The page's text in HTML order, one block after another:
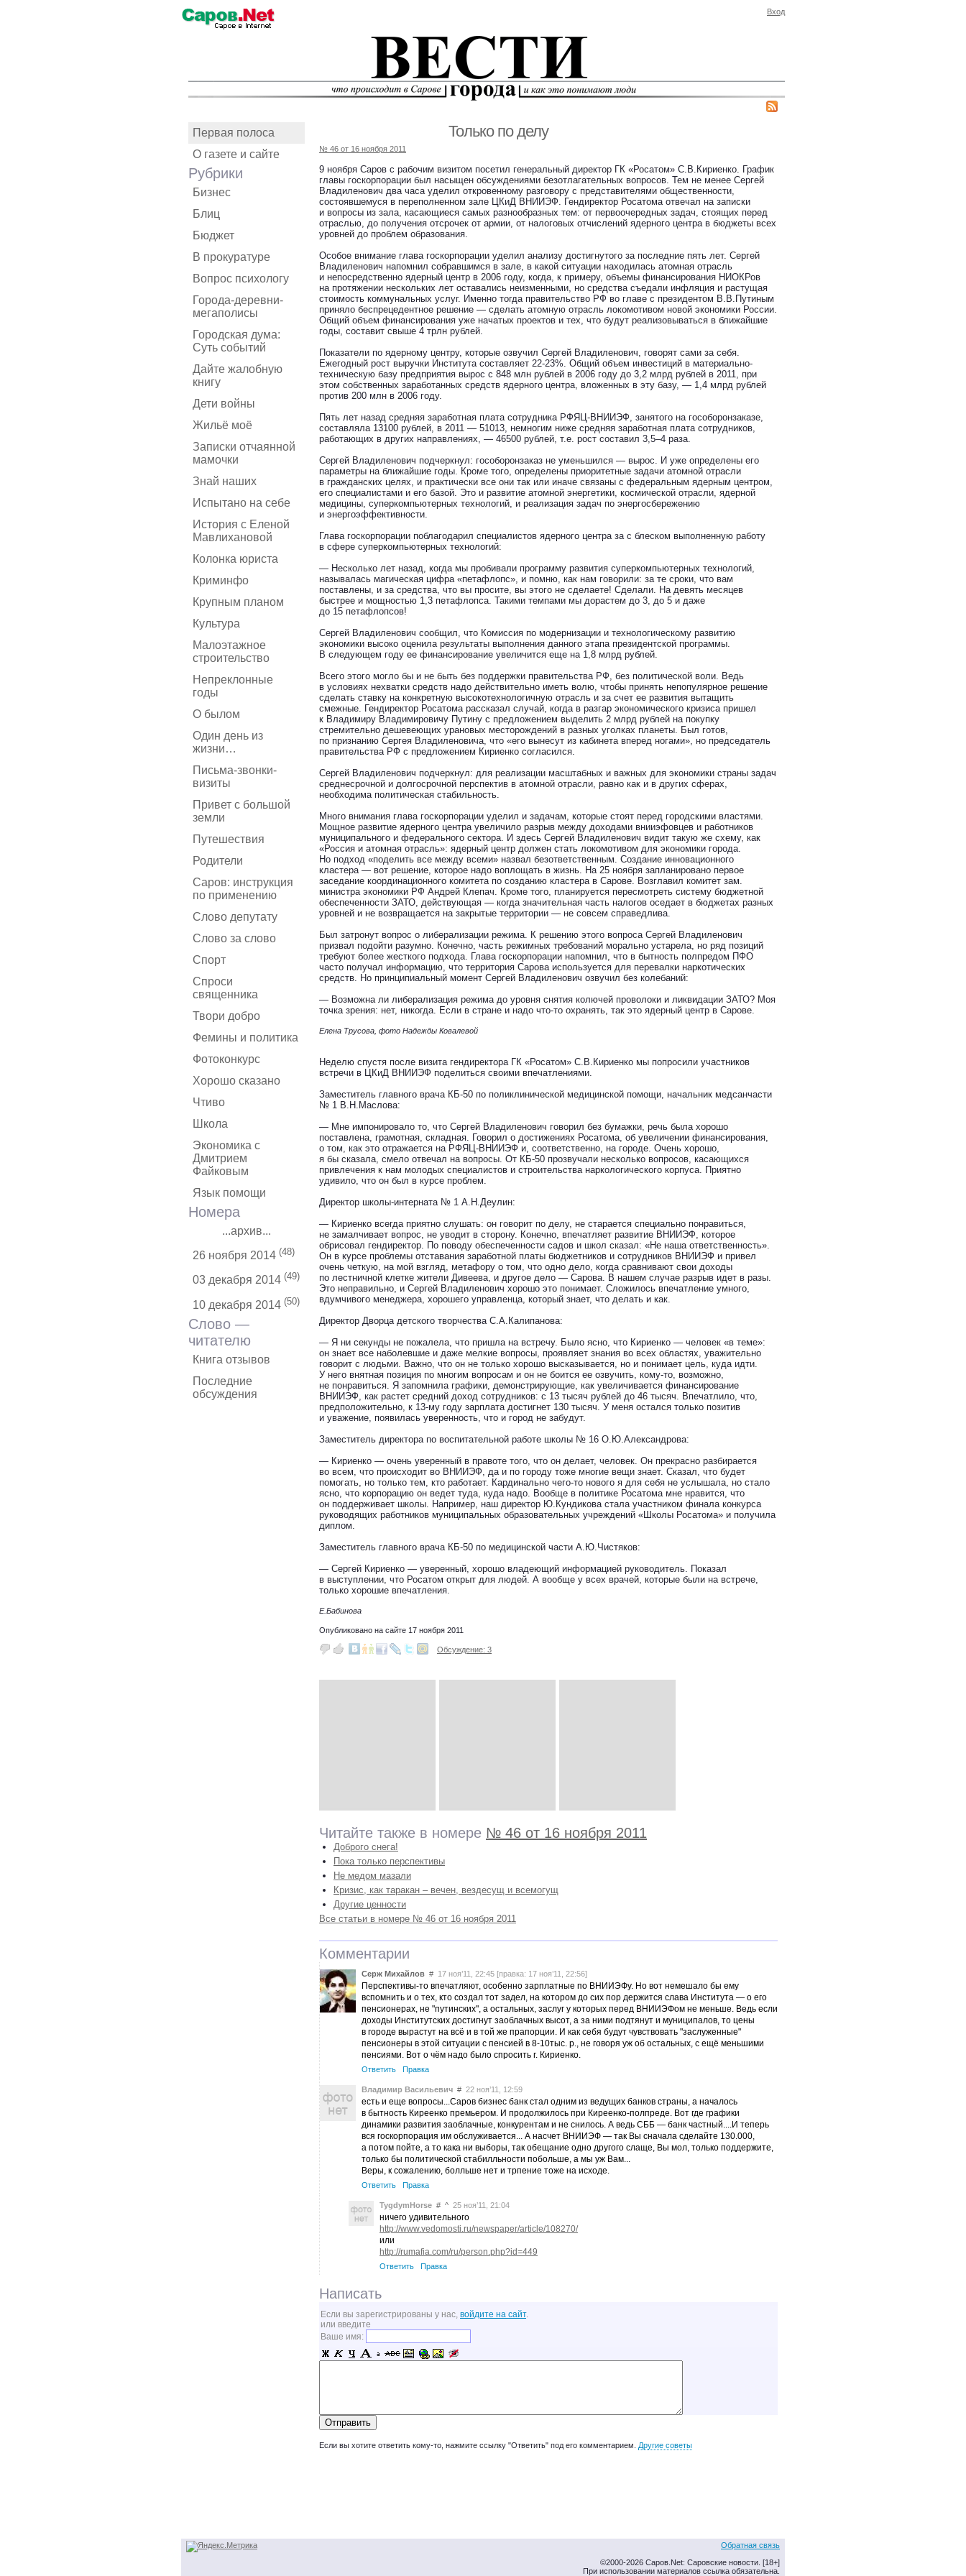
Вход
Первая полоса
О газете и сайте
Рубрики
Бизнес
Блиц
Бюджет
В прокуратуре
Вопрос психологу
Города-деревни-
мегаполисы
Городская дума:
Суть событий
Дайте жалобную
книгу
Дети войны
Жильё моё
Записки отчаянной
мамочки
Знай наших
Испытано на себе
История с Еленой
Мавлихановой
Колонка юриста
Криминфо
Крупным планом
Культура
Малоэтажное
строительство
Непреклонные
годы
О былом
Один день из
жизни…
Письма-звонки-
визиты
Привет с большой
земли
Путешествия
Родители
Саров: инструкция
по применению
Слово депутату
Слово за слово
Спорт
Спроси
священника
Твори добро
Фемины и политика
Фотоконкурс
Хорошо сказано
Чтиво
Школа
Экономика с
Дмитрием
Файковым
Язык помощи
Номера
...архив...
26 ноября 2014 (48)
03 декабря 2014 (49)
10 декабря 2014 (50)
Слово —
читателю
Книга отзывов
Последние
обсуждения
Только по делу
№ 46 от 16 ноября 2011
9 ноября Саров с рабочим визитом посетил генеральный директор ГК «Росатом» С.В.Кириенко. График
главы госкорпорации был насыщен обсуждениями безотлагательных вопросов. Тем не менее Сергей
Владиленович два часа уделил откровенному разговору с представителями общественности,
состоявшемуся в переполненном зале ЦКиД ВНИИЭФ. Гендиректор Росатома отвечал на записки
и вопросы из зала, касающиеся самых разнообразных тем: от первоочередных задач, стоящих перед
отраслью, до получения отсрочек от армии, от налоговых отчислений ядерного центра в бюджеты всех
уровней до проблем образования.
Особое внимание глава госкорпорации уделил анализу достигнутого за последние пять лет. Сергей
Владиленович напомнил собравшимся в зале, в какой ситуации находилась атомная отрасль
и непосредственно ядерный центр в 2006 году, когда, к примеру, объемы финансирования НИОКРов
на протяжении нескольких лет оставались неизменными, но средства съедали инфляция и растущая
стоимость коммунальных услуг. Именно тогда правительство РФ во главе с президентом В.В.Путиным
приняло беспрецедентное решение — сделать атомную отрасль локомотивом новой экономики России.
Общий объем финансирования уже начатых проектов и тех, что будут реализовываться в ближайшие
годы, составит свыше 4 трлн рублей.
Показатели по ядерному центру, которые озвучил Сергей Владиленович, говорят сами за себя.
Ежегодный рост выручки Института составляет 22-23%. Общий объем инвестиций в материально-
техническую базу предприятия вырос с 848 млн рублей в 2006 году до 3,2 млрд рублей в 2011, при
этом собственных заработанных средств ядерного центра, вложенных в эту базу, — 1,4 млрд рублей
против 200 млн в 2006 году.
Пять лет назад средняя заработная плата сотрудника РФЯЦ-ВНИИЭФ, занятого на гособоронзаказе,
составляла 13100 рублей, в 2011 — 51013, немногим ниже средняя заработная плата сотрудников,
работающих в других направлениях, — 46500 рублей, т.е. рост составил 3,5–4 раза.
Сергей Владиленович подчеркнул: гособоронзаказ не уменьшился — вырос. И уже определены его
параметры на ближайшие годы. Кроме того, определены приоритетные задачи атомной отрасли
в гражданских целях, и практически все они так или иначе связаны с федеральным ядерным центром,
его специалистами и его базой. Это и развитие атомной энергетики, космической отрасли, ядерной
медицины, суперкомпьютерных технологий, и реализация задач по энергосбережению
и энергоэффективности.
Глава госкорпорации поблагодарил специалистов ядерного центра за с блеском выполненную работу
в сфере суперкомпьютерных технологий:
— Несколько лет назад, когда мы пробивали программу развития суперкомпьютерных технологий,
называлась магическая цифра «петафлопс», и помню, как нам говорили: за те сроки, что вам
поставлены, и за средства, что вы просите, вы этого не сделаете! Сделали. На девять месяцев
быстрее и мощностью 1,3 петафлопса. Такими темпами мы дорастем до 3, до 5 и даже
до 15 петафлопсов!
Сергей Владиленович сообщил, что Комиссия по модернизации и технологическому развитию
экономики высоко оценила результаты выполнения данного этапа президентской программы.
В следующем году ее финансирование увеличится еще на 1,8 млрд рублей.
Всего этого могло бы и не быть без поддержки правительства РФ, без политической воли. Ведь
в условиях нехватки средств надо действительно иметь волю, чтобы принять непопулярное решение
сделать ставку на конкретную высокотехнологичную отрасль и за счет ее развития вытащить
смежные. Гендиректор Росатома рассказал случай, когда в разгар экономического кризиса пришел
к Владимиру Владимировичу Путину с предложением выделить 2 млрд рублей на покупку
стремительно дешевеющих урановых месторождений в разных уголках планеты. Был готов,
по признанию Сергея Владиленовича, что «его вынесут из кабинета вперед ногами», но председатель
правительства РФ с предложением Кириенко согласился.
Сергей Владиленович подчеркнул: для реализации масштабных и важных для экономики страны задач
среднесрочной и долгосрочной перспектив в атомной отрасли, равно как и в других сферах,
необходима политическая стабильность.
Много внимания глава госкорпорации уделил и задачам, которые стоят перед городскими властями.
Мощное развитие ядерного центра увеличило разрыв между доходами внииэфовцев и работников
муниципального и федерального сектора. И здесь Сергей Владиленович видит такую же схему, как
«Россия и атомная отрасль»: ядерный центр должен стать локомотивом для экономики города.
Но подход «поделить все между всеми» назвал безответственным. Создание инновационного
кластера — вот решение, которое надо воплощать в жизнь. На 25 ноября запланировано первое
заседание координационного комитета по созданию кластера в Сарове. Возглавил комитет зам.
министра экономики РФ Андрей Клепач. Кроме того, планируется пересмотреть систему бюджетной
обеспеченности ЗАТО, действующая — когда значительная часть налогов оседает в бюджетах разных
уровней и не возвращается на закрытые территории — не совсем справедлива.
Был затронут вопрос о либерализации режима. К решению этого вопроса Сергей Владиленович
призвал подойти разумно. Конечно, часть режимных требований морально устарела, но ряд позиций
требуют более жесткого подхода. Глава госкорпорации напомнил, что в бытность полпредом ПФО
часто получал информацию, что территория Сарова используется для перевалки наркотических
средств. Но принципиальный момент Сергей Владиленович озвучил без колебаний:
— Возможна ли либерализация режима до уровня снятия колючей проволоки и ликвидации ЗАТО? Моя
точка зрения: нет, никогда. Если в стране и надо что-то охранять, так это ядерный центр в Сарове.
Елена Трусова, фото Надежды Ковалевой
Неделю спустя после визита гендиректора ГК «Росатом» С.В.Кириенко мы попросили участников
встречи в ЦКиД ВНИИЭФ поделиться своими впечатлениями.
Заместитель главного врача КБ-50 по поликлинической медицинской помощи, начальник медсанчасти
№ 1 В.Н.Маслова:
— Мне импонировало то, что Сергей Владиленович говорил без бумажки, речь была хорошо
поставлена, грамотная, складная. Говорил о достижениях Росатома, об увеличении финансирования,
о том, как это отражается на РФЯЦ-ВНИИЭФ и, соответственно, на городе. Очень хорошо,
я бы сказала, смело отвечал на вопросы. От КБ-50 прозвучали несколько вопросов, касающихся
привлечения к нам молодых специалистов и строительства наркологического корпуса. Приятно
удивило, что он был в курсе проблем.
Директор школы-интерната № 1 А.Н.Деулин:
— Кириенко всегда приятно слушать: он говорит по делу, не старается специально понравиться,
не замалчивает вопрос, не уводит в сторону. Конечно, впечатляет развитие ВНИИЭФ, которое
обрисовал гендиректор. По поводу обеспеченности садов и школ сказал: «Не наша ответственность».
Он в курсе проблемы отставания заработной платы бюджетников и сотрудников ВНИИЭФ и привел
очень четкую, на мой взгляд, метафору о том, что одно дело, когда сравнивают свои доходы
по лестничной клетке жители Дивеева, и другое дело — Сарова. В нашем случае разрыв идет в разы.
Это неправильно, и Сергей Владиленович хорошо это понимает. Сложилось впечатление умного,
вдумчивого менеджера, хорошего управленца, который знает, что делать и как.
Директор Дворца детского творчества С.А.Калипанова:
— Я ни секунды не пожалела, что пришла на встречу. Было ясно, что Кириенко — человек «в теме»:
он знает все наболевшие и даже мелкие вопросы, проявляет знания во всех областях, уважительно
говорит с людьми. Важно, что он не только хорошо высказывается, но и понимает цель, куда идти.
У него внятная позиция по многим вопросам и он не боится ее озвучить, кому-то, возможно,
не понравиться. Я запомнила графики, демонстрирующие, как увеличивается финансирование
ВНИИЭФ, как растет средний доход сотрудников: с 13 тысяч рублей до 46 тысяч. Впечатлило, что,
предположительно, к 13-му году зарплата достигнет 130 тысяч. У меня остался только позитив
и уважение, появилась уверенность, что и город не забудут.
Заместитель директора по воспитательной работе школы № 16 О.Ю.Александрова:
— Кириенко — очень уверенный в правоте того, что он делает, человек. Он прекрасно разбирается
во всем, что происходит во ВНИИЭФ, да и по городу тоже многие вещи знает. Сказал, что будет
помогать, но только тем, кто работает. Кардинально чего-то нового я для себя не услышала, но стало
ясно, что корпорацию он ведет туда, куда надо. Вообще в политике Росатома мне нравится, что
он поддерживает школы. Например, наш директор Ю.Кундикова стала участником финала конкурса
руководящих работников муниципальных образовательных учреждений «Школы Росатома» и получила
диплом.
Заместитель главного врача КБ-50 по медицинской части А.Ю.Чистяков:
— Сергей Кириенко — уверенный, хорошо владеющий информацией руководитель. Показал
в выступлении, что Росатом открыт для людей. А вообще у всех врачей, которые были на встрече,
только хорошие впечатления.
Е.Бабинова
Опубликовано на сайте 17 ноября 2011
Обсуждение: 3
Читайте также в номере № 46 от 16 ноября 2011
Доброго снега!
Пока только перспективы
Не медом мазали
Кризис, как таракан – вечен, вездесущ и всемогущ
Другие ценности
Все статьи в номере № 46 от 16 ноября 2011
Комментарии
Серж Михайлов # 17 ноя’11, 22:45 [правка: 17 ноя’11, 22:56]
Перспективы-то впечатляют, особенно зарплатные по ВНИИЭФу. Но вот немешало бы ему
вспомнить и о тех, кто создал тот задел, на котором до сих пор держится слава Института — о его
пенсионерах, не "путинских", а остальных, заслуг у которых перед ВНИИЭФом не меньше. Ведь если
доходы Институтских достигнут заоблачных высот, а за ними подтянут и муниципалов, то цены
в городе вырастут на всё и в той же прапорции. И как себя будут чувствовать "заслуженные"
пенсионеры в этой ситуации с пенсией в 8-10тыс. р., не говоря уж об остальных, с ещё меньшими
пенсиями. Вот о чём надо было спросить г. Кириенко.
Ответить Правка
Владимир Васильевич # 22 ноя’11, 12:59
есть и еще вопросы...Саров бизнес банк стал одним из ведущих банков страны, а началось
в бытность Киреенко премьером. И продолжилось при Киреенко-полпреде. Вот где графики
динамики развития заоблачные, конкурентам и не снилось. А ведь СББ — банк частный....И теперь
вся госкорпорация им обслуживается... А насчет ВНИИЭФ — так Вы сначала сделайте 130.000,
а потом пойте, а то кака ни выборы, так обещание одно другого слаще, Вы мол, только поддержите,
только бы политической стабилльности побольше, а мы уж Вам...
Веры, к сожалению, болльше нет и трпение тоже на исходе.
Ответить Правка
TygdymHorse # ^ 25 ноя’11, 21:04
ничего удивительного
http://www.vedomosti.ru/newspaper/article/108270/
или
http://rumafia.com/ru/person.php?id=449
Ответить Правка
Написать
Если вы зарегистрированы у нас, войдите на сайт.
или введите
Ваше имя:
Если вы хотите ответить кому-то, нажмите ссылку "Ответить" под его комментарием. Другие советы
Обратная связь
©2000-2026 Саров.Net: Саровские новости. [18+]
При использовании материалов ссылка обязательна.